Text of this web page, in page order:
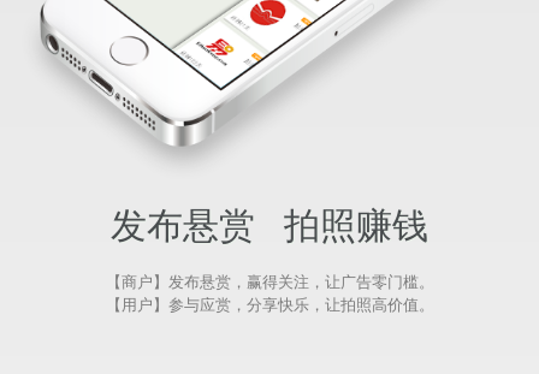
发布悬赏 拍照赚钱
【商户】发布悬赏，赢得关注，让广告零门槛。
【用户】参与应赏，分享快乐，让拍照高价值。